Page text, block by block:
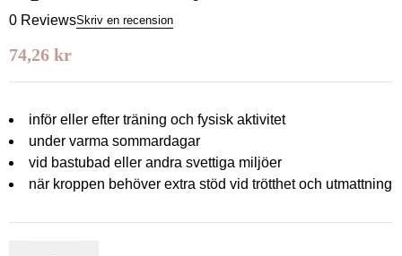
0 ReviewsSkriv en recension
74,26 kr
inför eller efter träning och fysisk aktivitet
under varma sommardagar
vid bastubad eller andra svettiga miljöer
när kroppen behöver extra stöd vid trötthet och utmattning